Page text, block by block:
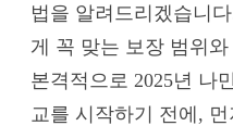
법을 알려드리겠습니
게 꼭 맞는 보장 범위
본격적으로 2025년 나
교를 시작하기 전에,